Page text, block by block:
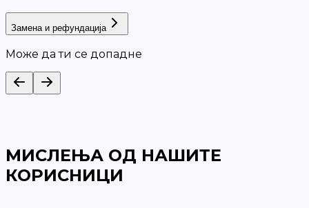
Замена и рефундација
Може да ти се допадне
МИСЛЕЊА ОД НАШИТЕ
КОРИСНИЦИ